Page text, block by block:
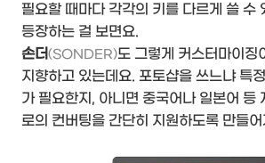
필요할 때마다 각각의 키를 다르게 쓸 수
등장하는 걸 보면요.
손더(SONDER)도 그렇게 커스터마이징
지향하고 있는데요. 포토샵을 쓰느냐 특
가 필요한지, 아니면 중국어나 일본어 등
로의 컨버팅을 간단히 지원하도록 만들